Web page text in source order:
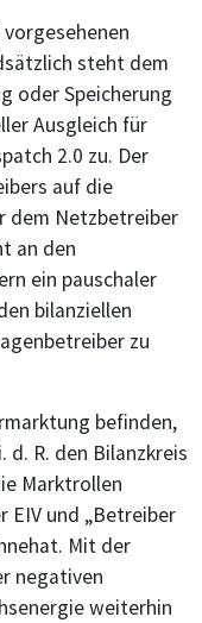
steht dem
oder Speicherung
Ausgleich für
2.0 zu. Der
auf die
dem Netzbetreiber
an den
ein pauschaler
bilanziellen
zu
befinden,
R. den Bilanzkreis
Marktrollen
EIV und „Betreiber
Mit der
negativen
weiterhin